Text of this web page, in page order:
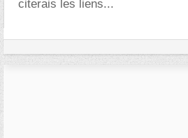
citerais les liens...